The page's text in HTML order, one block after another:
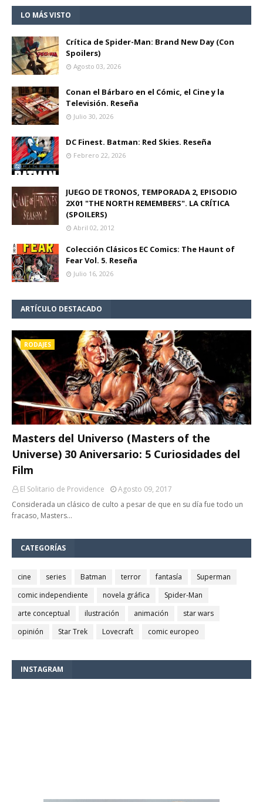
LO MÁS VISTO
Crítica de Spider-Man: Brand New Day (Con
Spoilers)
Agosto 03, 2026
Conan el Bárbaro en el Cómic, el Cine y la
Televisión. Reseña
Julio 30, 2026
DC Finest. Batman: Red Skies. Reseña
Febrero 22, 2026
JUEGO DE TRONOS, TEMPORADA 2, EPISODIO
2X01 "THE NORTH REMEMBERS". LA CRÍTICA
(SPOILERS)
Abril 02, 2012
Colección Clásicos EC Comics: The Haunt of
Fear Vol. 5. Reseña
Julio 16, 2026
ARTÍCULO DESTACADO
RODAJES
Masters del Universo (Masters of the
Universe) 30 Aniversario: 5 Curiosidades del
Film
El Solitario de Providence
Agosto 09, 2017
Considerada un clásico de culto a pesar de que en su día fue todo un
fracaso, Masters…
CATEGORÍAS
cine series Batman terror fantasía
Superman
comic independiente
novela gráfica
Spider-Man
arte conceptual
ilustración animación
star wars
opinión
Star Trek Lovecraft comic europeo
INSTAGRAM